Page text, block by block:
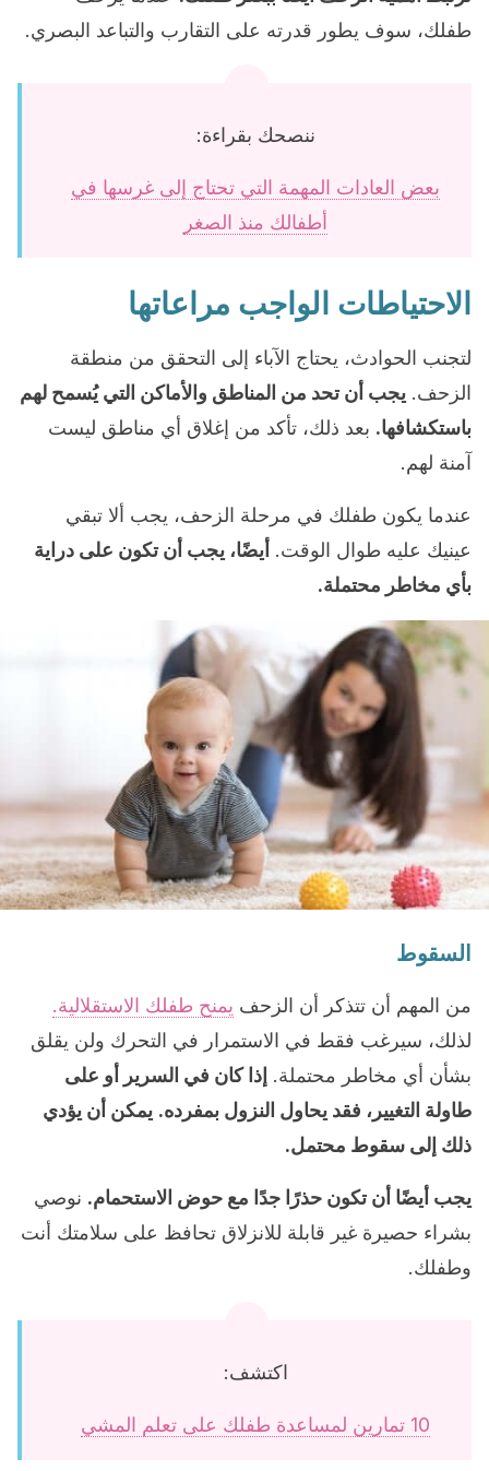
طفلك، سوف يطور قدرته على التقارب والتباعد البصري.
ننصحك بقراءة:
بعض العادات المهمة التي تحتاج إلى غرسها في
أطفالك منذ الصغر
الاحتياطات الواجب مراعاتها
لتجنب الحوادث، يحتاج الآباء إلى التحقق من منطقة
الزحف. يجب أن تحد من المناطق والأماكن التي يُسمح لهم
باستكشافها. بعد ذلك، تأكد من إغلاق أي مناطق ليست
آمنة لهم.
عندما يكون طفلك في مرحلة الزحف، يجب ألا تبقي
عينيك عليه طوال الوقت. أيضًا، يجب أن تكون على دراية
بأي مخاطر محتملة.
السقوط
من المهم أن تتذكر أن الزحف يمنح طفلك الاستقلالية.
لذلك، سيرغب فقط في الاستمرار في التحرك ولن يقلق
بشأن أي مخاطر محتملة. إذا كان في السرير أو على
طاولة التغيير، فقد يحاول النزول بمفرده. يمكن أن يؤدي
ذلك إلى سقوط محتمل.
يجب أيضًا أن تكون حذرًا جدًا مع حوض الاستحمام. نوصي
بشراء حصيرة غير قابلة للانزلاق تحافظ على سلامتك أنت
وطفلك.
اكتشف:
10 تمارين لمساعدة طفلك على تعلم المشي